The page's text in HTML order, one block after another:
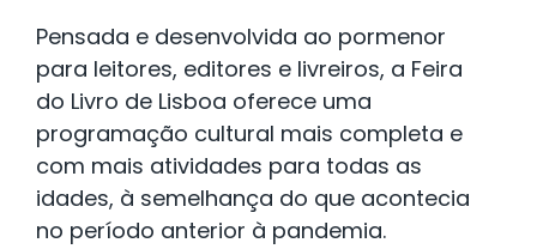
Pensada e desenvolvida ao pormenor
para leitores, editores e livreiros, a Feira
do Livro de Lisboa oferece uma
programação cultural mais completa e
com mais atividades para todas as
idades, à semelhança do que acontecia
no período anterior à pandemia.